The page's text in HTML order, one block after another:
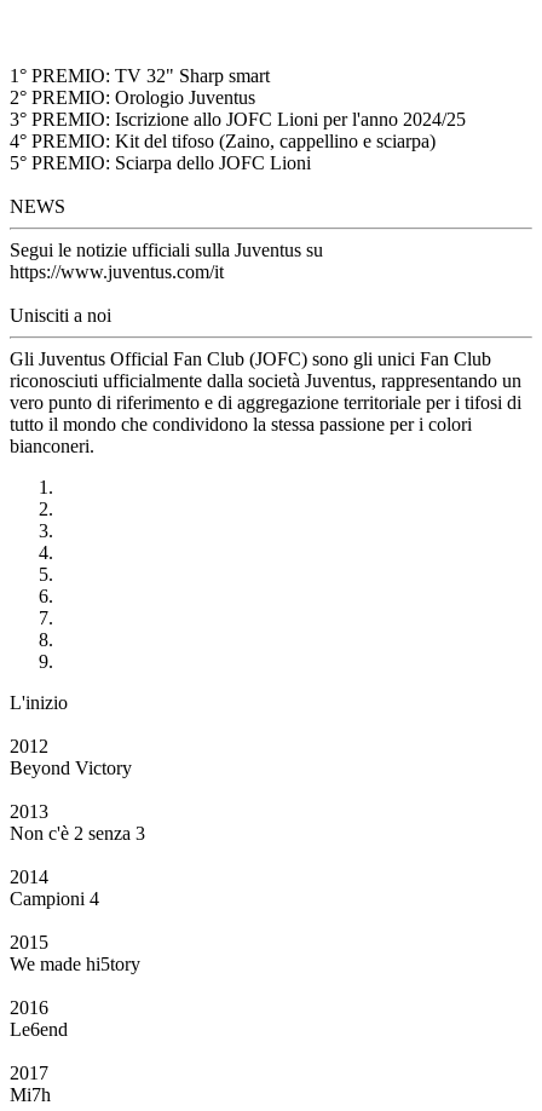
1° PREMIO: TV 32" Sharp smart
2° PREMIO: Orologio Juventus
3° PREMIO: Iscrizione allo JOFC Lioni per l'anno 2024/25
4° PREMIO: Kit del tifoso (Zaino, cappellino e sciarpa)
5° PREMIO: Sciarpa dello JOFC Lioni
NEWS
Segui le notizie ufficiali sulla Juventus su
https://www.juventus.com/it
Unisciti a noi
Gli Juventus Official Fan Club (JOFC) sono gli unici Fan Club
riconosciuti ufficialmente dalla società Juventus, rappresentando un
vero punto di riferimento e di aggregazione territoriale per i tifosi di
tutto il mondo che condividono la stessa passione per i colori
bianconeri.
L'inizio
2012
Beyond Victory
2013
Non c'è 2 senza 3
2014
Campioni 4
2015
We made hi5tory
2016
Le6end
2017
Mi7h